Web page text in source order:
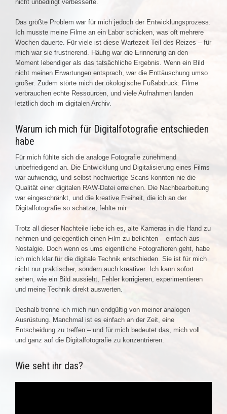
nicht unbedingt verbesserte.
Das größte Problem war für mich jedoch der Entwicklungsprozess.
Ich musste meine Filme an ein Labor schicken, was oft mehrere
Wochen dauerte. Für viele ist diese Wartezeit Teil des Reizes – für
mich war sie frustrierend. Häufig war die Erinnerung an den
Moment lebendiger als das tatsächliche Ergebnis. Wenn ein Bild
nicht meinen Erwartungen entsprach, war die Enttäuschung umso
größer. Zudem störte mich der ökologische Fußabdruck: Filme
verbrauchen echte Ressourcen, und viele Aufnahmen landen
letztlich doch im digitalen Archiv.
Warum ich mich für Digitalfotografie entschieden
habe
Für mich fühlte sich die analoge Fotografie zunehmend
unbefriedigend an. Die Entwicklung und Digitalisierung eines Films
war aufwendig, und selbst hochwertige Scans konnten nie die
Qualität einer digitalen RAW-Datei erreichen. Die Nachbearbeitung
war eingeschränkt, und die kreative Freiheit, die ich an der
Digitalfotografie so schätze, fehlte mir.
Trotz all dieser Nachteile liebe ich es, alte Kameras in die Hand zu
nehmen und gelegentlich einen Film zu belichten – einfach aus
Nostalgie. Doch wenn es ums eigentliche Fotografieren geht, habe
ich mich klar für die digitale Technik entschieden. Sie ist für mich
nicht nur praktischer, sondern auch kreativer: Ich kann sofort
sehen, wie ein Bild aussieht, Fehler korrigieren, experimentieren
und meine Technik direkt auswerten.
Deshalb trenne ich mich nun endgültig von meiner analogen
Ausrüstung. Manchmal ist es einfach an der Zeit, eine
Entscheidung zu treffen – und für mich bedeutet das, mich voll
und ganz auf die Digitalfotografie zu konzentrieren.
Wie seht ihr das?